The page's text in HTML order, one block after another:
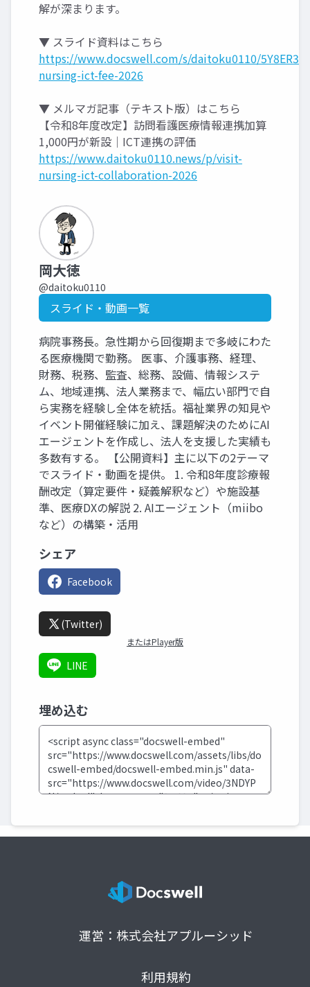
解が深まります。
▼ スライド資料はこちら
https://www.docswell.com/s/daitoku0110/5Y8ER3-
nursing-ict-fee-2026
▼ メルマガ記事（テキスト版）はこちら
【令和8年度改定】訪問看護医療情報連携加算
1,000円が新設｜ICT連携の評価
https://www.daitoku0110.news/p/visit-
nursing-ict-collaboration-2026
岡大徳
@daitoku0110
スライド・動画一覧
病院事務長。急性期から回復期まで多岐にわた
る医療機関で勤務。 医事、介護事務、経理、
財務、税務、監査、総務、設備、情報システ
ム、地域連携、法人業務まで、幅広い部門で自
ら実務を経験し全体を統括。福祉業界の知見や
イベント開催経験に加え、課題解決のためにAI
エージェントを作成し、法人を支援した実績も
多数有する。 【公開資料】主に以下の2テーマ
でスライド・動画を提供。 1. 令和8年度診療報
酬改定（算定要件・疑義解釈など）や施設基
準、医療DXの解説 2. AIエージェント（miibo
など）の構築・活用
シェア
Facebook
(Twitter)
またはPlayer版
LINE
埋め込む
運営：株式会社アプルーシッド
利用規約